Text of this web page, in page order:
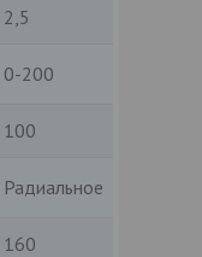
2,5
0-200
100
Радиальное
160